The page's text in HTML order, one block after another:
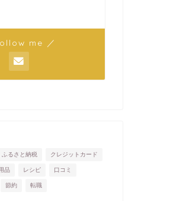
me ／
ふるさと納税 クレジットカード
品 レシピ 口コミ
節約 転職